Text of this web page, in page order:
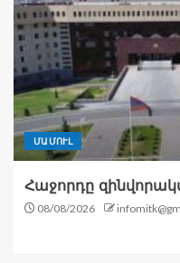
ՄԱՄՈՒԼ
Հաջորդը
08/08/2026